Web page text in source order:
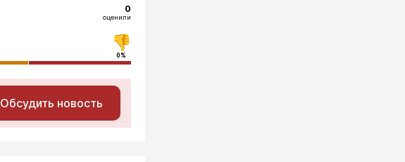
0
оценили
0%
Обсудить новость